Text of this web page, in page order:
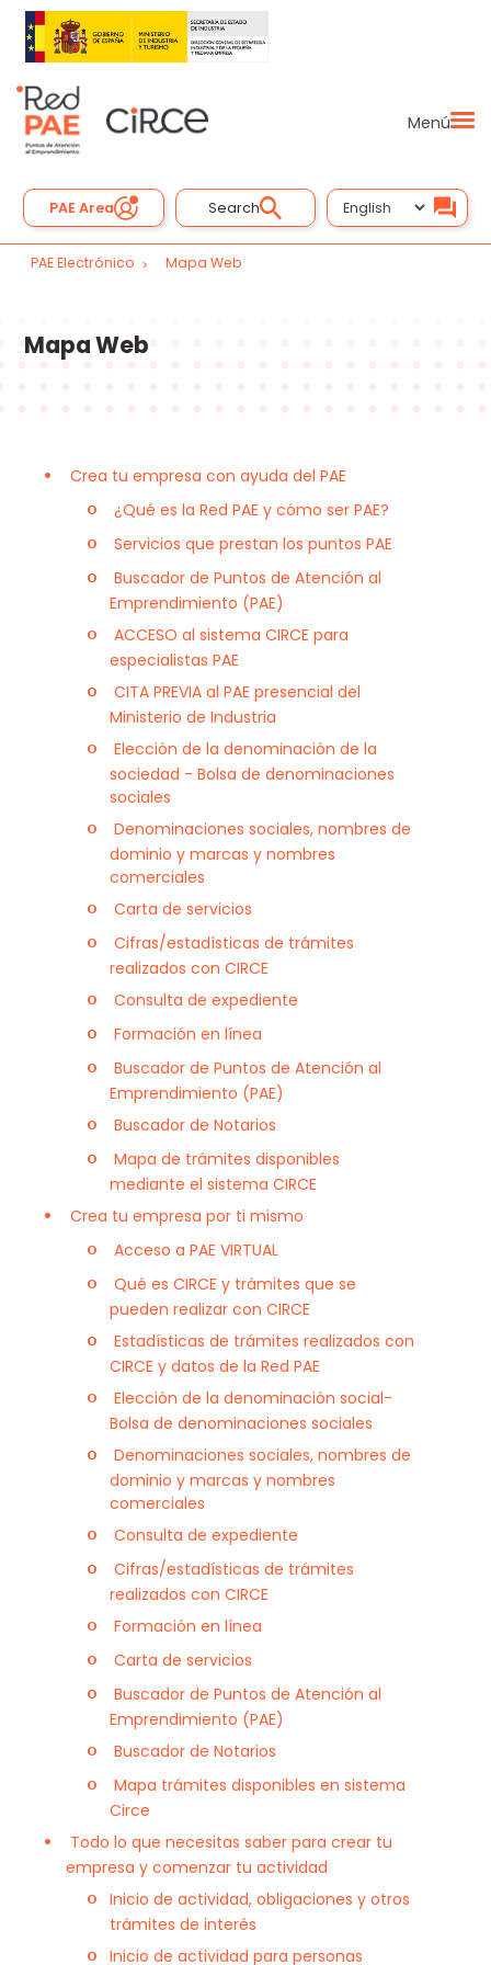
PAE Area Search
Menú
PAE Electrónico Mapa Web
Mapa Web
Crea tu empresa con ayuda del PAE
¿Qué es la Red PAE y cómo ser PAE?
Servicios que prestan los puntos PAE
Buscador de Puntos de Atención al
Emprendimiento (PAE)
ACCESO al sistema CIRCE para
especialistas PAE
CITA PREVIA al PAE presencial del
Ministerio de Industria
Elección de la denominación de la
sociedad - Bolsa de denominaciones
sociales
Denominaciones sociales, nombres de
dominio y marcas y nombres
comerciales
Carta de servicios
Cifras/estadísticas de trámites
realizados con CIRCE
Consulta de expediente
Formación en línea
Buscador de Puntos de Atención al
Emprendimiento (PAE)
Buscador de Notarios
Mapa de trámites disponibles
mediante el sistema CIRCE
Crea tu empresa por ti mismo
Acceso a PAE VIRTUAL
Qué es CIRCE y trámites que se
pueden realizar con CIRCE
Estadísticas de trámites realizados con
CIRCE y datos de la Red PAE
Elección de la denominación social-
Bolsa de denominaciones sociales
Denominaciones sociales, nombres de
dominio y marcas y nombres
comerciales
Consulta de expediente
Cifras/estadísticas de trámites
realizados con CIRCE
Formación en línea
Carta de servicios
Buscador de Puntos de Atención al
Emprendimiento (PAE)
Buscador de Notarios
Mapa trámites disponibles en sistema
Circe
Todo lo que necesitas saber para crear tu
empresa y comenzar tu actividad
Inicio de actividad, obligaciones y otros
trámites de interés
Inicio de actividad para personas